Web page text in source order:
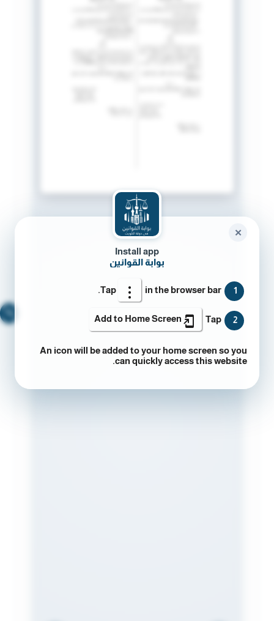
Install app
بوابة القوانين
1
Tap in the browser bar.
2
Tap
Add to Home Screen
An icon will be added to your home screen so you
can quickly access this website.
✕